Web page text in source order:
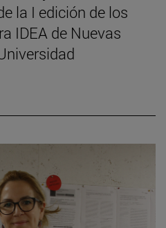
la I edición de los
IDEA de Nuevas